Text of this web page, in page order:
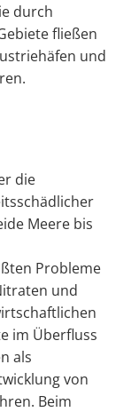
durch
fließen
und
die
Meere bis
Probleme
und
im Überfluss
als
von
Beim